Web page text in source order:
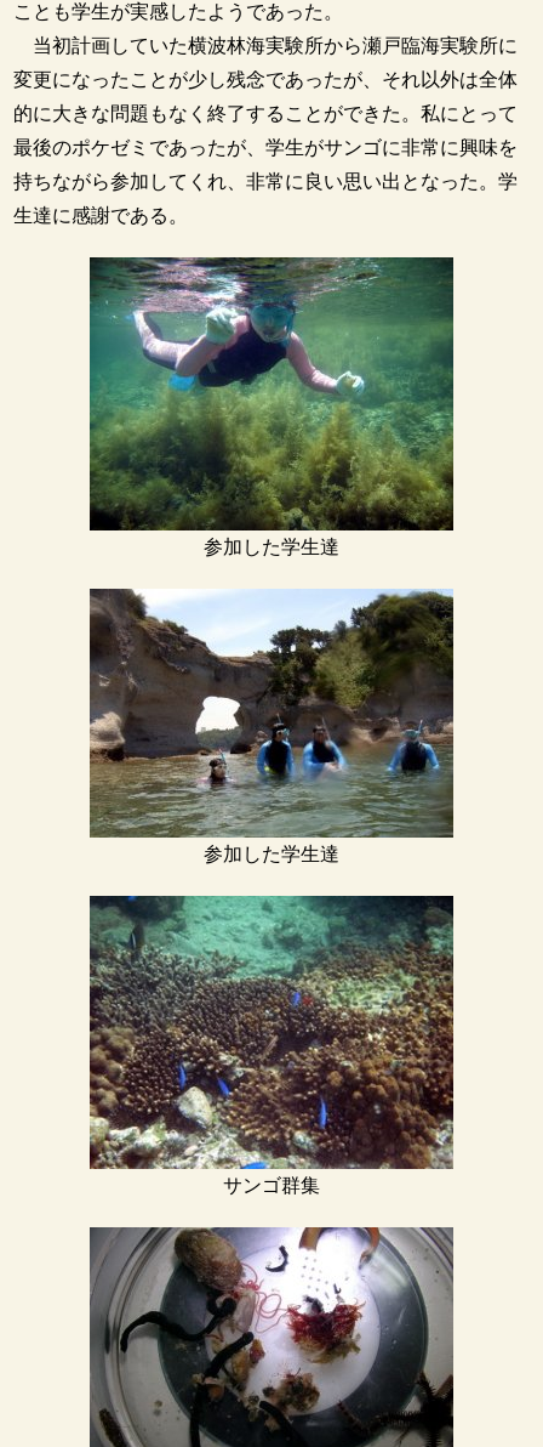
ことも学生が実感したようであった。
当初計画していた横波林海実験所から瀬戸臨海実験所に
変更になったことが少し残念であったが、それ以外は全体
的に大きな問題もなく終了することができた。私にとって
最後のポケゼミであったが、学生がサンゴに非常に興味を
持ちながら参加してくれ、非常に良い思い出となった。学
生達に感謝である。
参加した学生達
参加した学生達
サンゴ群集